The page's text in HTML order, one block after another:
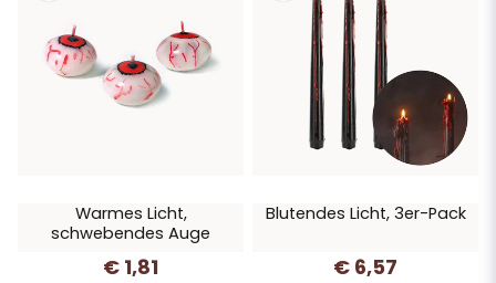
Warmes Licht,
schwebendes Auge
€ 1,81
Blutendes Licht, 3er-Pack
€ 6,57